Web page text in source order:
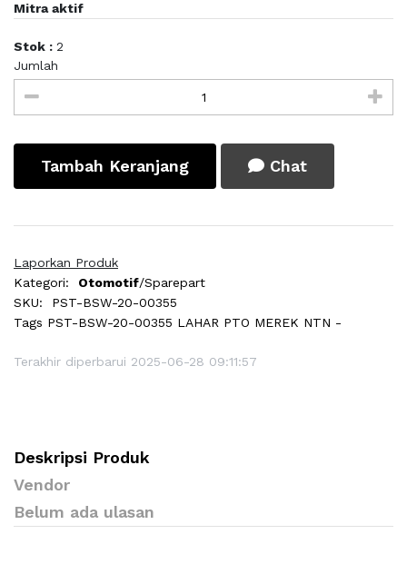
Mitra aktif
Stok : 2
Jumlah
Tambah Keranjang Chat
Laporkan Produk
Kategori:
Otomotif/Sparepart
SKU:
PST-BSW-20-00355
Tags PST-BSW-20-00355 LAHAR PTO MEREK NTN -
Terakhir diperbarui 2025-06-28 09:11:57
Deskripsi Produk
Vendor
Belum ada ulasan